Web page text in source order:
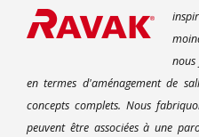
nous
en termes d'aménagement de
concepts complets. Nous
peuvent être associées à une